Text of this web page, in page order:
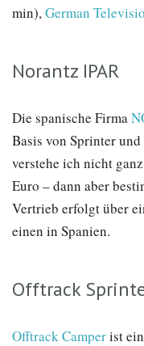
min), German
Norantz IPAR
Die spanische Firma
Basis von Sprinter
verstehe ich nicht
Euro – dann aber
Vertrieb erfolgt über
einen in Spanien.
Offtrack
Offtrack Camperist